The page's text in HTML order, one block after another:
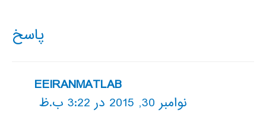
پاسخ
EEIRANMATLAB
نوامبر 30, 2015 در 3:22 ب.ظ